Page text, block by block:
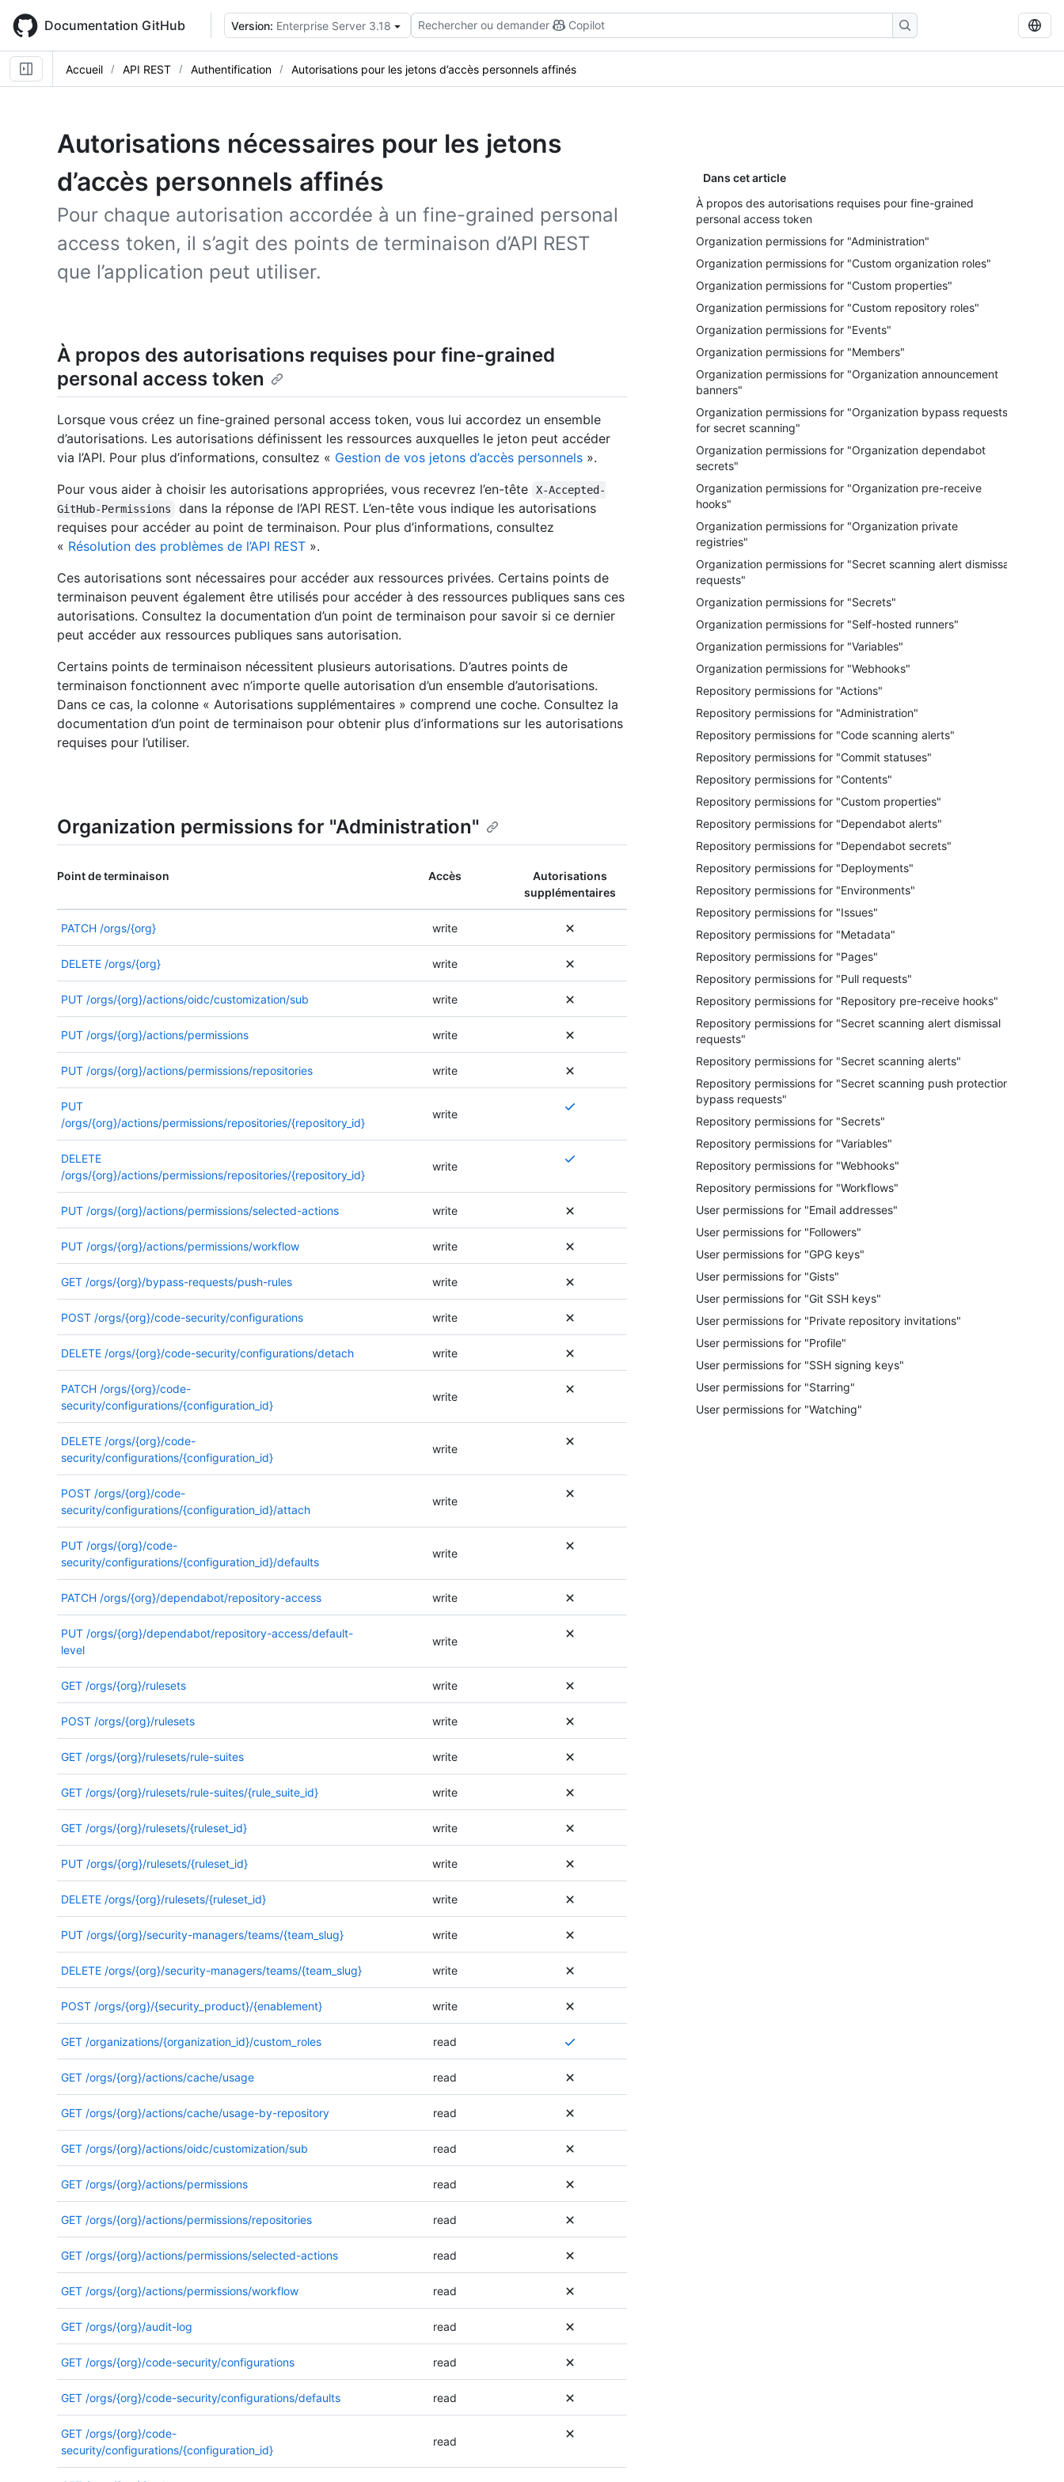
main
content
Documentation GitHub Version: Enterprise Server 3.18 Rechercher ou demander Copilot
Accueil API REST Authentification Autorisations pour les jetons d’accès personnels affinés
Autorisations nécessaires pour les jetons
d’accès personnels affinés
Pour chaque autorisation accordée à un fine-grained personal
access token, il s’agit des points de terminaison d’API REST
que l’application peut utiliser.
Dans cet article
À propos des autorisations requises pour fine-grained
personal access token
Organization permissions for "Administration"
Organization permissions for "Custom organization roles"
Organization permissions for "Custom properties"
Organization permissions for "Custom repository roles"
Organization permissions for "Events"
Organization permissions for "Members"
Organization permissions for "Organization announcement
banners"
Organization permissions for "Organization bypass requests
for secret scanning"
Organization permissions for "Organization dependabot
secrets"
Organization permissions for "Organization pre-receive
hooks"
Organization permissions for "Organization private
registries"
Organization permissions for "Secret scanning alert dismissal
requests"
Organization permissions for "Secrets"
Organization permissions for "Self-hosted runners"
Organization permissions for "Variables"
Organization permissions for "Webhooks"
Repository permissions for "Actions"
Repository permissions for "Administration"
Repository permissions for "Code scanning alerts"
Repository permissions for "Commit statuses"
Repository permissions for "Contents"
Repository permissions for "Custom properties"
Repository permissions for "Dependabot alerts"
Repository permissions for "Dependabot secrets"
Repository permissions for "Deployments"
Repository permissions for "Environments"
Repository permissions for "Issues"
Repository permissions for "Metadata"
Repository permissions for "Pages"
Repository permissions for "Pull requests"
Repository permissions for "Repository pre-receive hooks"
Repository permissions for "Secret scanning alert dismissal
requests"
Repository permissions for "Secret scanning alerts"
Repository permissions for "Secret scanning push protection
bypass requests"
Repository permissions for "Secrets"
Repository permissions for "Variables"
Repository permissions for "Webhooks"
Repository permissions for "Workflows"
User permissions for "Email addresses"
User permissions for "Followers"
User permissions for "GPG keys"
User permissions for "Gists"
User permissions for "Git SSH keys"
User permissions for "Private repository invitations"
User permissions for "Profile"
User permissions for "SSH signing keys"
User permissions for "Starring"
User permissions for "Watching"
À propos des autorisations requises pour fine-grained
personal access token
Lorsque vous créez un fine-grained personal access token, vous lui accordez un ensemble
d’autorisations. Les autorisations définissent les ressources auxquelles le jeton peut accéder
via l’API. Pour plus d’informations, consultez « Gestion de vos jetons d’accès personnels ».
Pour vous aider à choisir les autorisations appropriées, vous recevrez l’en-tête
X-Accepted-
GitHub-Permissions
dans la réponse de l’API REST. L’en-tête vous indique les autorisations
requises pour accéder au point de terminaison. Pour plus d’informations, consultez
« Résolution des problèmes de l’API REST ».
Ces autorisations sont nécessaires pour accéder aux ressources privées. Certains points de
terminaison peuvent également être utilisés pour accéder à des ressources publiques sans ces
autorisations. Consultez la documentation d’un point de terminaison pour savoir si ce dernier
peut accéder aux ressources publiques sans autorisation.
Certains points de terminaison nécessitent plusieurs autorisations. D’autres points de
terminaison fonctionnent avec n’importe quelle autorisation d’un ensemble d’autorisations.
Dans ce cas, la colonne « Autorisations supplémentaires » comprend une coche. Consultez la
documentation d’un point de terminaison pour obtenir plus d’informations sur les autorisations
requises pour l’utiliser.
Organization permissions for "Administration"
Point de terminaison Accès
Autorisations
supplémentaires
PATCH /orgs/{org} write
DELETE /orgs/{org} write
PUT /orgs/{org}/actions/oidc/customization/sub write
PUT /orgs/{org}/actions/permissions write
PUT /orgs/{org}/actions/permissions/repositories write
PUT
/orgs/{org}/actions/permissions/repositories/{repository_id}
write
sont
sur
autorisations,
documentation
DELETE
/orgs/{org}/actions/permissions/repositories/{repository_id}
write
sont
d’informations
autorisations,
documentation
PUT /orgs/{org}/actions/permissions/selected-actions write
PUT /orgs/{org}/actions/permissions/workflow write
GET /orgs/{org}/bypass-requests/push-rules write
POST /orgs/{org}/code-security/configurations write
DELETE /orgs/{org}/code-security/configurations/detach write
PATCH /orgs/{org}/code-
security/configurations/{configuration_id}
write
DELETE /orgs/{org}/code-
security/configurations/{configuration_id}
write
POST /orgs/{org}/code-
security/configurations/{configuration_id}/attach
write
PUT /orgs/{org}/code-
security/configurations/{configuration_id}/defaults
write
PATCH /orgs/{org}/dependabot/repository-access write
PUT /orgs/{org}/dependabot/repository-access/default-
level
write
GET /orgs/{org}/rulesets write
POST /orgs/{org}/rulesets write
GET /orgs/{org}/rulesets/rule-suites write
GET /orgs/{org}/rulesets/rule-suites/{rule_suite_id} write
GET /orgs/{org}/rulesets/{ruleset_id} write
PUT /orgs/{org}/rulesets/{ruleset_id} write
DELETE /orgs/{org}/rulesets/{ruleset_id} write
PUT /orgs/{org}/security-managers/teams/{team_slug} write
DELETE /orgs/{org}/security-managers/teams/{team_slug} write
POST /orgs/{org}/{security_product}/{enablement} write
GET /organizations/{organization_id}/custom_roles read
autorisations
plus
sur
autorisations,
GET /orgs/{org}/actions/cache/usage read
GET /orgs/{org}/actions/cache/usage-by-repository read
GET /orgs/{org}/actions/oidc/customization/sub read
GET /orgs/{org}/actions/permissions read
GET /orgs/{org}/actions/permissions/repositories read
GET /orgs/{org}/actions/permissions/selected-actions read
GET /orgs/{org}/actions/permissions/workflow read
GET /orgs/{org}/audit-log read
GET /orgs/{org}/code-security/configurations read
GET /orgs/{org}/code-security/configurations/defaults read
GET /orgs/{org}/code-
security/configurations/{configuration_id}
read